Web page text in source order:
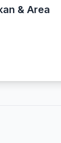
& Area